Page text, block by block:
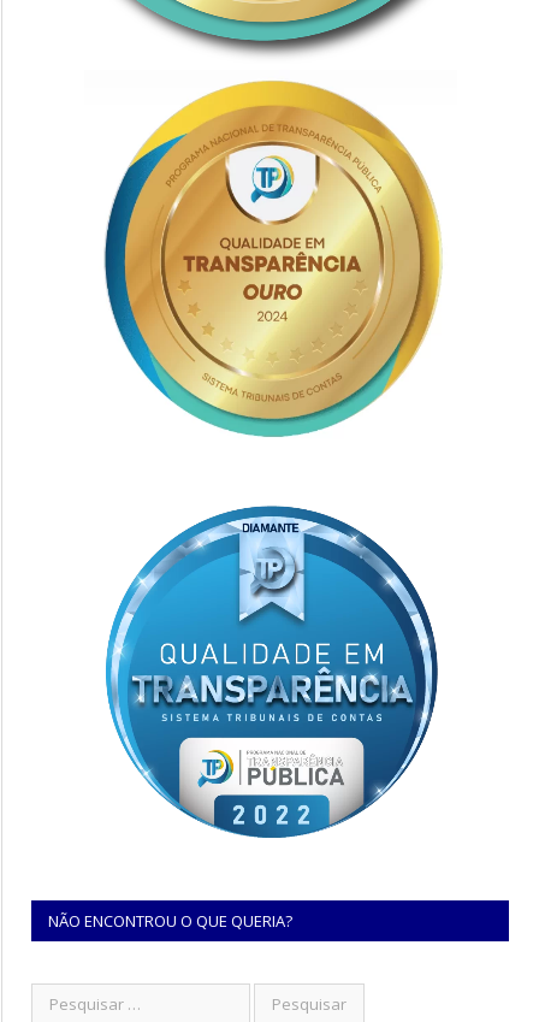
NÃO ENCONTROU O QUE QUERIA?